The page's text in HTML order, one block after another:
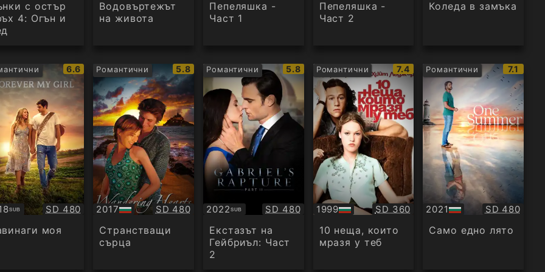
с остър
4: Огън и
Водовъртежът
на живота
Пепеляшка -
Част 1
Пепеляшка -
Част 2
Коледа в замъка
IMDb
рейтинг:
6.6
SUB Качество:
SD 480
моя
Романтични
IMDb
рейтинг:
5.8
2017
БГ
аудио
Качество:
SD 480
Странстващи
сърца
Романтични
IMDb
рейтинг:
5.8
2022SUB
Субтитри Качество:
SD 480
Екстазът на
Гейбриъл: Част
2
Романтични
IMDb
рейтинг:
7.4
1999
БГ
аудио
Качество:
SD 360
10 неща, които
мразя у теб
Романтични
IMDb
7.1
2021
БГ
аудио
Качество:
SD 480
Само едно лято